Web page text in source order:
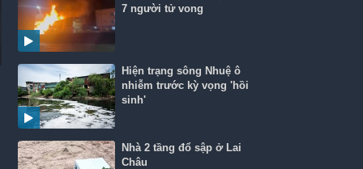
7 người tử vong
Hiện trạng sông Nhuệ ô
nhiễm trước kỳ vọng 'hồi
sinh'
Nhà 2 tầng đổ sập ở Lai
Châu